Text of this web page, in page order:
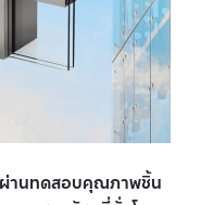
ผ่านทดสอบคุณภาพชิ้น